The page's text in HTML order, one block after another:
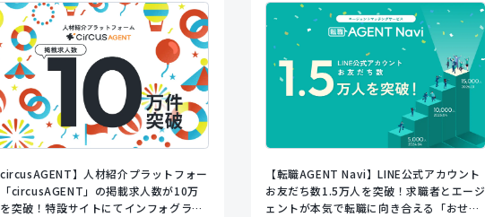
circusAGENT】人材紹介プラットフォー
circusAGENT」の掲載求人数が10万
突破！特設サイトにてインフォグラフ
【転職AGENT Navi】LINE公式アカウント
お友だち数1.5万人を突破！求職者とエージ
ェントが本気で転職に向き合える「おせっ